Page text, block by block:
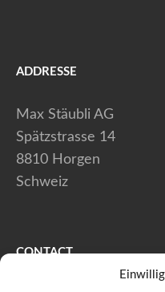
ADDRESSE
Max Stäubli AG
Spätzstrasse 14
8810 Horgen
Schweiz
CONTACT